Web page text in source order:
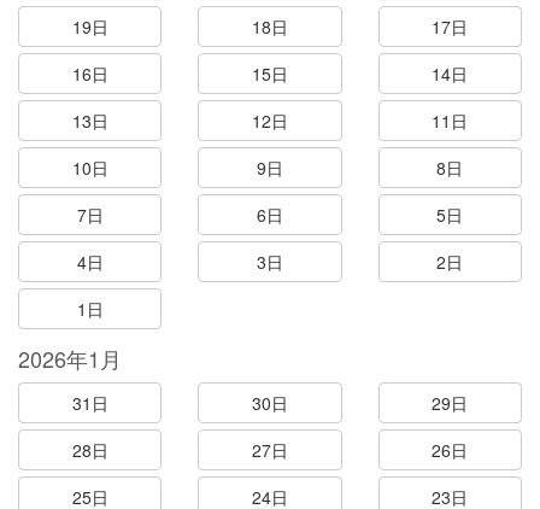
19日
18日
17日
16日
15日
14日
13日
12日
11日
10日
9日
8日
7日
6日
5日
4日
3日
2日
1日
2026年1月
31日 30日
29日
28日
27日
26日
25日
24日 23日